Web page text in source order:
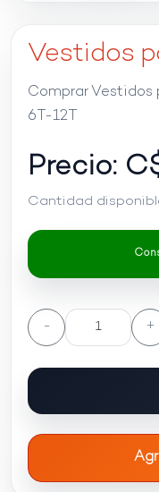
Vestidos
Comprar Vestidos
6T-12T
Precio:
Cantidad
- +